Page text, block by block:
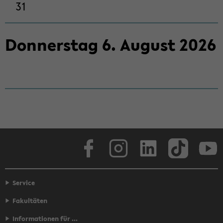
31
Don­ners­tag 6. Au­gust2026
Face­book
Service
Fakultäten
Informationen für ...